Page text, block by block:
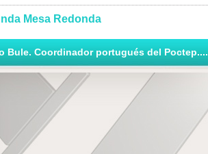
Mesa Redonda
Bule. Coordinador portugués del Poctep....